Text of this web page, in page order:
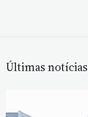
Últimas notícias